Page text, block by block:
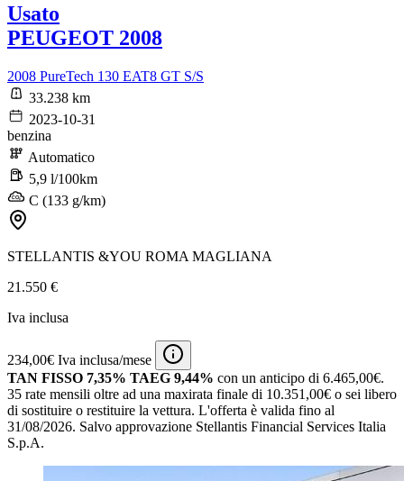
Usato
PEUGEOT 2008
2008 PureTech 130 EAT8 GT S/S
33.238 km
2023-10-31
benzina
Automatico
5,9 l/100km
C (133 g/km)
STELLANTIS &YOU ROMA MAGLIANA
21.550 €
Iva inclusa
234,00€ Iva inclusa/mese
TAN FISSO 7,35% TAEG 9,44% con un anticipo di 6.465,00€.
35 rate mensili oltre ad una maxirata finale di 10.351,00€ o sei libero
di sostituire o restituire la vettura. L'offerta è valida fino al
31/08/2026. Salvo approvazione Stellantis Financial Services Italia
S.p.A.